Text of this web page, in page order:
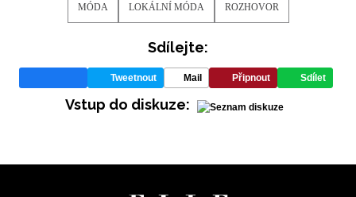
MÓDA LOKÁLNÍ MÓDA ROZHOVOR
Sdílejte:
Tweetnout Mail Připnout Sdílet
Vstup do diskuze: